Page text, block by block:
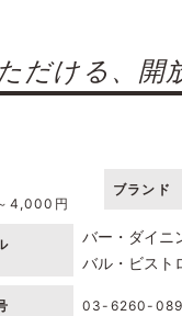
だける、開
4,000円
ブランド
バー・ダイニ
バル・ビスト
03-6260-